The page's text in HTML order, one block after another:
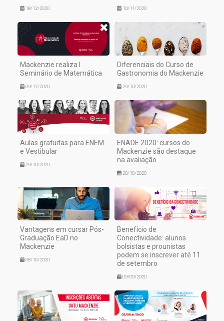
18/12/2020 10/11/2020
Mackenzie realiza I
Seminário de Matemática
09/11/2020
Diferenciais do Curso de
Gastronomia do Mackenzie
29/10/2020
Aulas gratuitas para ENEM
e Vestibular
29/10/2020
ENADE 2020: cursos do
Mackenzie são destaque
na avaliação
28/10/2020
Vantagens em cursar Pós-
Graduação EaD no
Mackenzie
08/10/2020
Benefício de
Conectividade: alunos
bolsistas e prounistas
podem se inscrever até 11
de setembro
09/09/2020